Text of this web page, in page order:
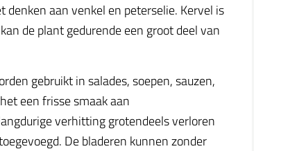
aan venkel en peterselie. Kervel is
de plant gedurende een groot deel van
gebruikt in salades, soepen, sauzen,
een frisse smaak aan
verhitting grotendeels verloren
De bladeren kunnen zonder